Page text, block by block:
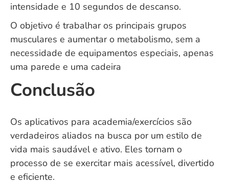
intensidade e 10 segundos de descanso.
O objetivo é trabalhar os principais grupos
musculares e aumentar o metabolismo, sem a
necessidade de equipamentos especiais, apenas
uma parede e uma cadeira
Conclusão
Os aplicativos para academia/exercícios são
verdadeiros aliados na busca por um estilo de
vida mais saudável e ativo. Eles tornam o
processo de se exercitar mais acessível, divertido
e eficiente.